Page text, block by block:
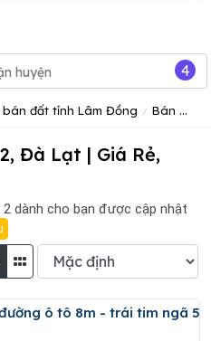
bán đất tỉnh Lâm Đồng Bán Đất Đà Lạt
Đà Lạt | Giá Rẻ,
dành cho bạn được cập nhật
4